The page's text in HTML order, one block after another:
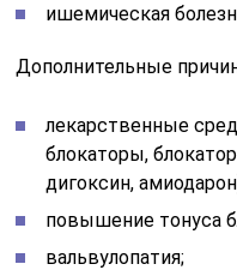
ишемическая
Дополнительные
лекарственные
блокаторы,
дигоксин,
повышение тонуса
вальвулопатия;